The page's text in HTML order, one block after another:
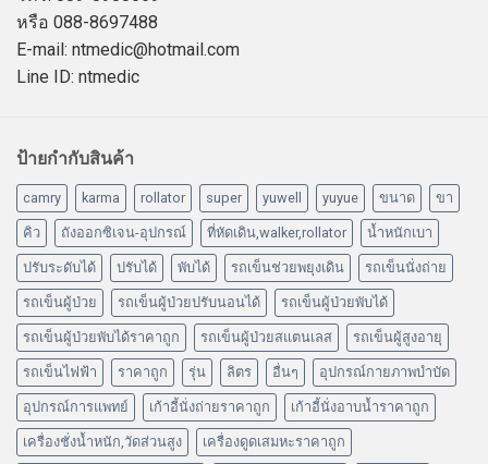
หรือ 088-8697488
E-mail: ntmedic@hotmail.com
Line ID: ntmedic
ป้ายกำกับสินค้า
camry karma rollator super yuwell yuyue ขนาด ขา
คิว ถังออกซิเจน-อุปกรณ์ ที่หัดเดิน,walker,rollator น้ำหนักเบา
ปรับระดับได้ ปรับได้ พับได้ รถเข็นช่วยพยุงเดิน รถเข็นนั่งถ่าย
รถเข็นผู้ป่วย รถเข็นผู้ป่วยปรับนอนได้ รถเข็นผู้ป่วยพับได้
รถเข็นผู้ป่วยพับได้ราคาถูก รถเข็นผู้ป่วยสแตนเลส รถเข็นผู้สูงอายุ
รถเข็นไฟฟ้า ราคาถูก รุ่น ลิตร อื่นๆ อุปกรณ์กายภาพบำบัด
อุปกรณ์การแพทย์ เก้าอี้นั่งถ่ายราคาถูก เก้าอี้นั่งอาบน้ำราคาถูก
เครื่องชั่งน้ำหนัก,วัดส่วนสูง เครื่องดูดเสมหะราคาถูก